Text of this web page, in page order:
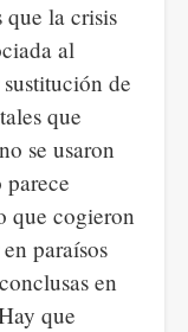
que la crisis
al
de
que
se usaron
que cogieron
paraísos
en
que